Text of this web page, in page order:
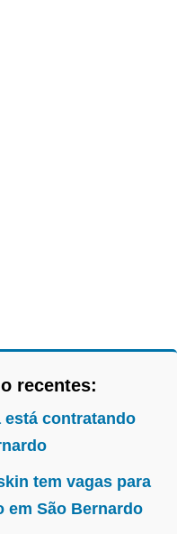
recentes:
está contratando
tem vagas para
em São Bernardo